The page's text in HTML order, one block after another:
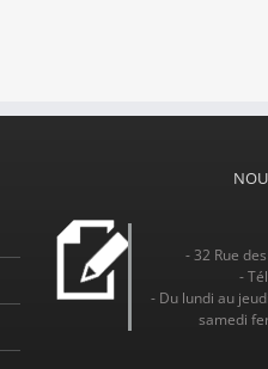
- 32 Rue
-
- Du lundi au
samedi